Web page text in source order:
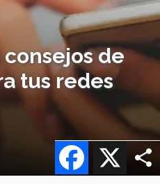
consejos de
tus redes
X
Facebook